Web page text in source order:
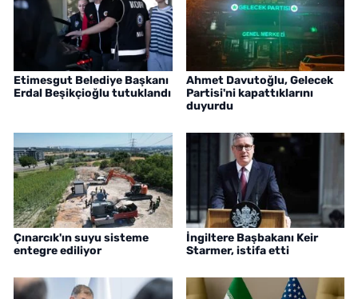
Etimesgut Belediye Başkanı
Erdal Beşikçioğlu tutuklandı
Ahmet Davutoğlu, Gelecek
Partisi'ni kapattıklarını
duyurdu
Çınarcık'ın suyu sisteme
entegre ediliyor
İngiltere Başbakanı Keir
Starmer, istifa etti